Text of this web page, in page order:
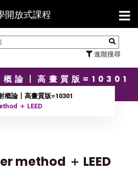
開放式課程
進階搜尋
【
論〡高畫質版=10301
概論〡高畫質版=10301
＋ LEED
method ＋ LEED